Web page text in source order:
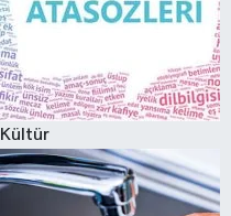
Kültür